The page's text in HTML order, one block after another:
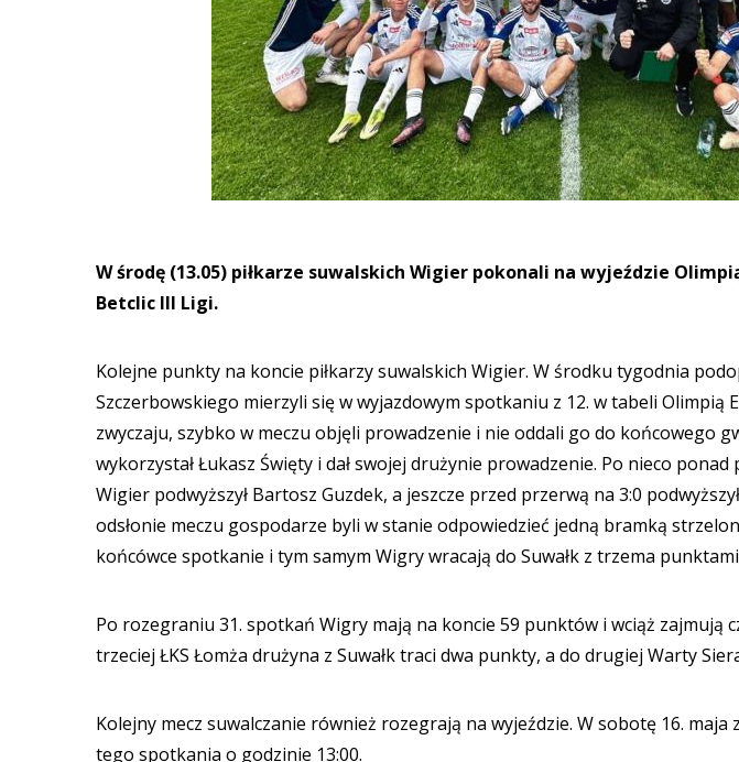
W środę (13.05) piłkarze suwalskich Wigier pokonali na wyjeździe
Betclic III Ligi.
Kolejne punkty na koncie piłkarzy suwalskich Wigier. W środku tygodnia
Szczerbowskiego mierzyli się w wyjazdowym spotkaniu z 12. w tabeli Olimpią
zwyczaju, szybko w meczu objęli prowadzenie i nie oddali go do końcowego
wykorzystał Łukasz Święty i dał swojej drużynie prowadzenie. Po nieco
Wigier podwyższył Bartosz Guzdek, a jeszcze przed przerwą na 3:0
odsłonie meczu gospodarze byli w stanie odpowiedzieć jedną bramką
końcówce spotkanie i tym samym Wigry wracają do Suwałk z trzema
Po rozegraniu 31. spotkań Wigry mają na koncie 59 punktów i wciąż zajmują
trzeciej ŁKS Łomża drużyna z Suwałk traci dwa punkty, a do drugiej Warty
Kolejny mecz suwalczanie również rozegrają na wyjeździe. W sobotę 16. maja
tego spotkania o godzinie 13:00.